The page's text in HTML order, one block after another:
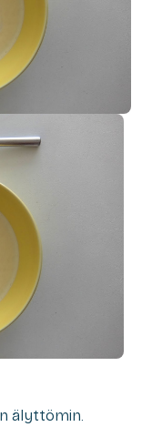
älyttömin.